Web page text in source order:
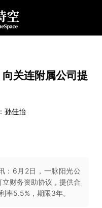
关连附属公司提
孙佳怡
：6月2日，一脉阳光公
财务资助协议，提供合
率5.5%，期限3年。